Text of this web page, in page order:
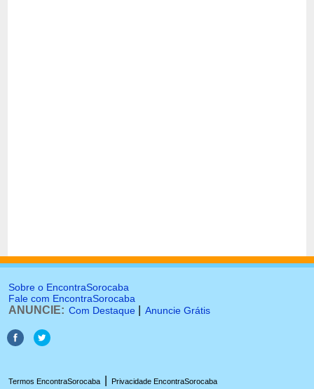
Sobre o EncontraSorocaba
Fale com EncontraSorocaba
ANUNCIE: Com Destaque Anuncie Grátis
Termos EncontraSorocaba Privacidade EncontraSorocaba